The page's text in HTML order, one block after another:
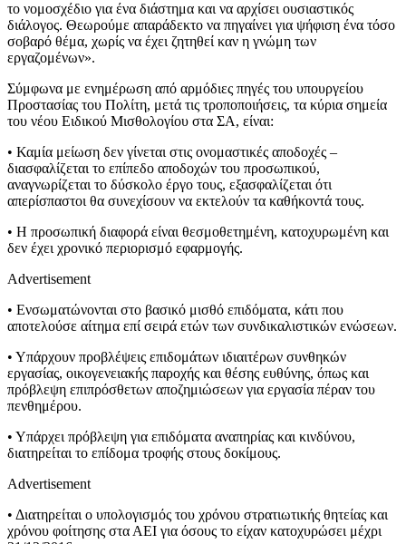
το νομοσχέδιο για ένα διάστημα και να αρχίσει ουσιαστικός
διάλογος. Θεωρούμε απαράδεκτο να πηγαίνει για ψήφιση ένα τόσο
σοβαρό θέμα, χωρίς να έχει ζητηθεί καν η γνώμη των
εργαζομένων».
Σύμφωνα με ενημέρωση από αρμόδιες πηγές του υπουργείου
Προστασίας του Πολίτη, μετά τις τροποποιήσεις, τα κύρια σημεία
του νέου Ειδικού Μισθολογίου στα ΣΑ, είναι:
• Καμία μείωση δεν γίνεται στις ονομαστικές αποδοχές –
διασφαλίζεται το επίπεδο αποδοχών του προσωπικού,
αναγνωρίζεται το δύσκολο έργο τους, εξασφαλίζεται ότι
απερίσπαστοι θα συνεχίσουν να εκτελούν τα καθήκοντά τους.
• Η προσωπική διαφορά είναι θεσμοθετημένη, κατοχυρωμένη και
δεν έχει χρονικό περιορισμό εφαρμογής.
Advertisement
• Ενσωματώνονται στο βασικό μισθό επιδόματα, κάτι που
αποτελούσε αίτημα επί σειρά ετών των συνδικαλιστικών ενώσεων.
• Υπάρχουν προβλέψεις επιδομάτων ιδιαιτέρων συνθηκών
εργασίας, οικογενειακής παροχής και θέσης ευθύνης, όπως και
πρόβλεψη επιπρόσθετων αποζημιώσεων για εργασία πέραν του
πενθημέρου.
• Υπάρχει πρόβλεψη για επιδόματα αναπηρίας και κινδύνου,
διατηρείται το επίδομα τροφής στους δοκίμους.
Advertisement
• Διατηρείται ο υπολογισμός του χρόνου στρατιωτικής θητείας και
χρόνου φοίτησης στα ΑΕΙ για όσους το είχαν κατοχυρώσει μέχρι